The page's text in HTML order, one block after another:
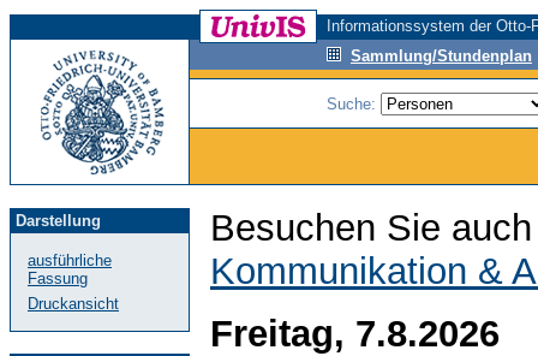
Informationssystem der
Sammlung/Stundenplan
Suche:
Darstellung
ausführliche
Fassung
Druckansicht
Besuchen Sie
Kommunikation &
Freitag, 7.8.2026